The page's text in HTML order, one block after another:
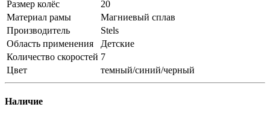
Размер колёс
20
Материал рамы
Магниевый сплав
Производитель
Stels
Область применения
Детские
Количество скоростей 7
Цвет
темный/синий/черный
Наличие